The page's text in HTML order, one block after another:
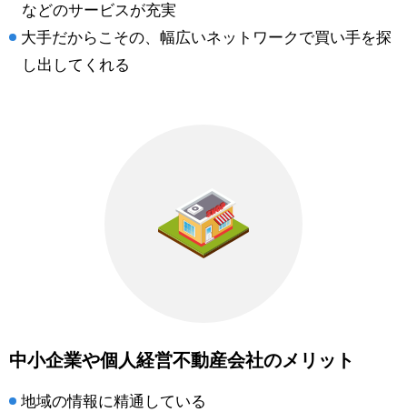
などのサービスが充実
大手だからこその、幅広いネットワークで買い手を探
し出してくれる
中小企業や個人経営不動産会社のメリット
地域の情報に精通している